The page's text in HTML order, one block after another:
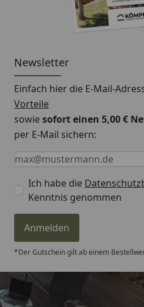
Newsletter
Einfach hier die E-Mail-
Vorteile
sowiesofort einen 5,00 €
per E-Mail sichern:
Keine Eingabe erforderlich
Eingabe erforderlich
E-Mail *
Ich habe die
Kenntnis genommen
Anmelden
*Der Gutschein gilt ab einem